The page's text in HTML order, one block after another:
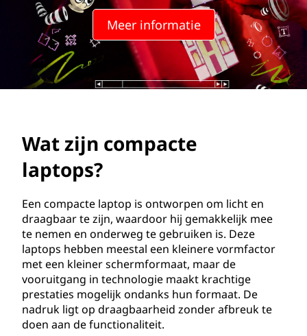
t
Meer informatie
Wat zijn compacte
laptops?
Een compacte laptop is ontworpen om licht en
draagbaar te zijn, waardoor hij gemakkelijk mee
te nemen en onderweg te gebruiken is. Deze
laptops hebben meestal een kleinere vormfactor
met een kleiner schermformaat, maar de
vooruitgang in technologie maakt krachtige
prestaties mogelijk ondanks hun formaat. De
nadruk ligt op draagbaarheid zonder afbreuk te
doen aan de functionaliteit.